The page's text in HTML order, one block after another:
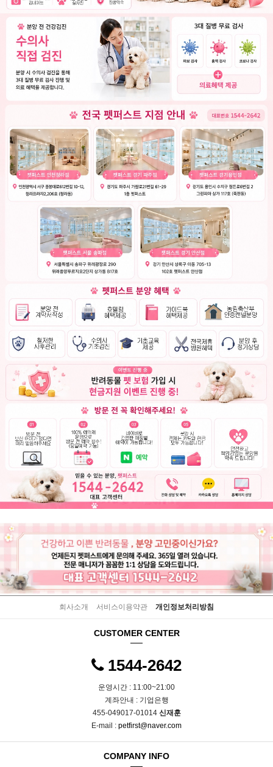
회사소개 서비스이용약관 개인정보처리방침
CUSTOMER CENTER
1544-2642
운영시간 : 11:00~21:00
계좌안내 : 기업은행
455-049017-01014 신재훈
E-mail : petfirst@naver.com
COMPANY INFO